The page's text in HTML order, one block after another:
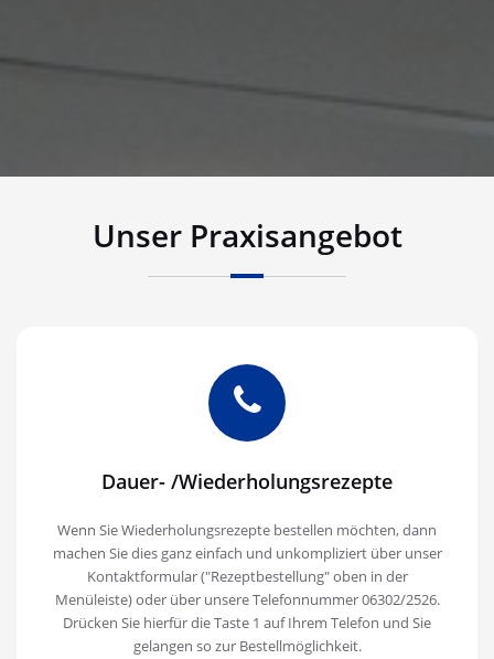
Unser Praxisangebot
Dauer- /Wiederholungsrezepte
Wenn Sie Wiederholungsrezepte bestellen möchten, dann
machen Sie dies ganz einfach und unkompliziert über unser
Kontaktformular ("Rezeptbestellung" oben in der
Menüleiste) oder über unsere Telefonnummer 06302/2526.
Drücken Sie hierfür die Taste 1 auf Ihrem Telefon und Sie
gelangen so zur Bestellmöglichkeit.